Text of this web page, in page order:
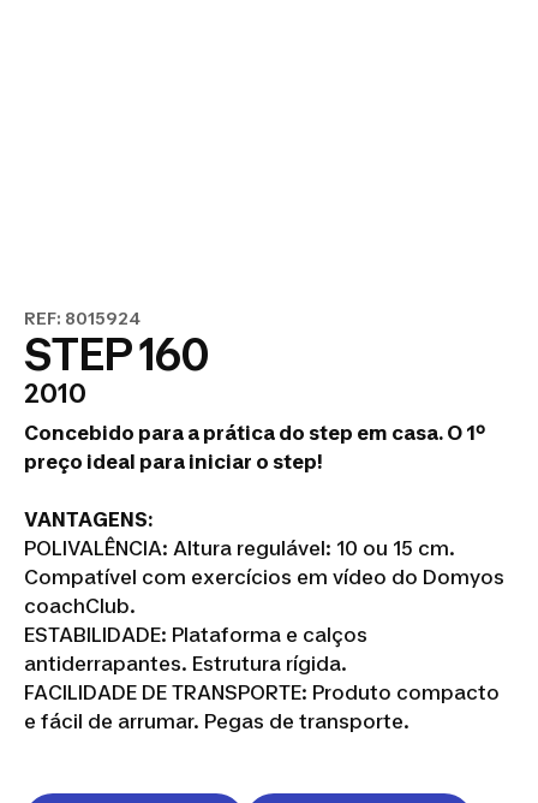
REF: 8015924
STEP 160
2010
Concebido para a prática do step em casa. O 1º
preço ideal para iniciar o step!
VANTAGENS:
POLIVALÊNCIA: Altura regulável: 10 ou 15 cm.
Compatível com exercícios em vídeo do Domyos
coachClub.
ESTABILIDADE: Plataforma e calços
antiderrapantes. Estrutura rígida.
FACILIDADE DE TRANSPORTE: Produto compacto
e fácil de arrumar. Pegas de transporte.